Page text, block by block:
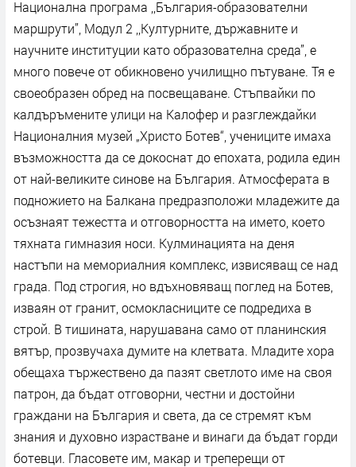
Национална програма ,,България-образователни
маршрути”, Модул 2 ,,Културните, държавните и
научните институции като образователна среда”, е
много повече от обикновено училищно пътуване. Тя е
своеобразен обред на посвещаване. Стъпвайки по
калдъръмените улици на Калофер и разглеждайки
Националния музей „Христо Ботев“, учениците имаха
възможността да се докоснат до епохата, родила един
от най-великите синове на България. Атмосферата в
подножието на Балкана предразположи младежите да
осъзнаят тежестта и отговорността на името, което
тяхната гимназия носи. Кулминацията на деня
настъпи на мемориалния комплекс, извисяващ се над
града. Под строгия, но вдъхновяващ поглед на Ботев,
изваян от гранит, осмокласниците се подредиха в
строй. В тишината, нарушавана само от планинския
вятър, прозвучаха думите на клетвата. Младите хора
обещаха тържествено да пазят светлото име на своя
патрон, да бъдат отговорни, честни и достойни
граждани на България и света, да се стремят към
знания и духовно израстване и винаги да бъдат горди
ботевци. Гласовете им, макар и треперещи от